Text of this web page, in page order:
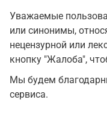
Уважаемые
или синонимы,
нецензурной или
кнопку "Жалоба",
Мы будем
сервиса.